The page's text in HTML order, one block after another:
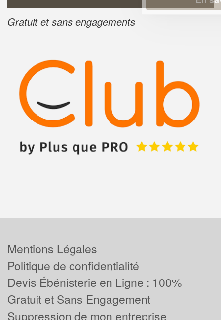
Gratuit et sans engagements
Mentions Légales
Politique de confidentialité
Devis Ébénisterie en Ligne : 100%
Gratuit et Sans Engagement
Suppression de mon entreprise